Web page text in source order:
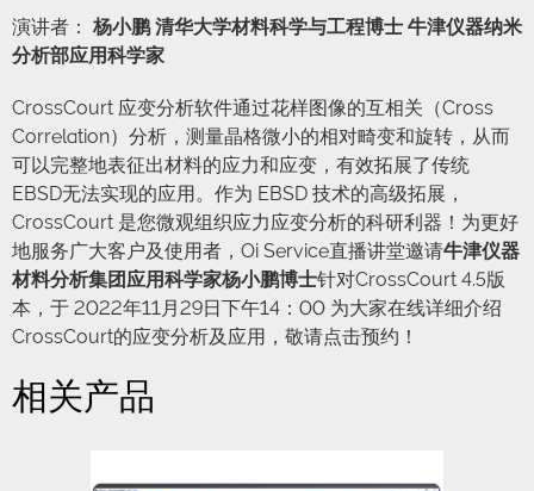
演讲者： 杨小鹏 清华大学材料科学与工程博士 牛津仪器纳米
分析部应用科学家
CrossCourt 应变分析软件通过花样图像的互相关（Cross
Correlation）分析，测量晶格微小的相对畸变和旋转，从而
可以完整地表征出材料的应力和应变，有效拓展了传统
EBSD无法实现的应用。作为 EBSD 技术的高级拓展，
CrossCourt 是您微观组织应力应变分析的科研利器！为更好
地服务广大客户及使用者，Oi Service直播讲堂邀请牛津仪器
材料分析集团应用科学家杨小鹏博士针对CrossCourt 4.5版
本，于 2022年11月29日下午14：00 为大家在线详细介绍
CrossCourt的应变分析及应用，敬请点击预约！
相关产品